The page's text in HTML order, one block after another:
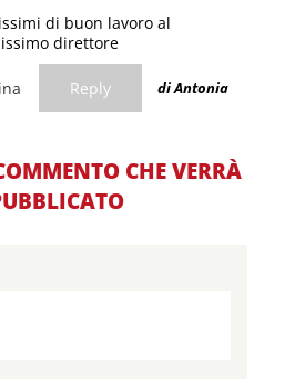
di buon lavoro al
direttore
Reply di Antonia
CHE VERRÀ